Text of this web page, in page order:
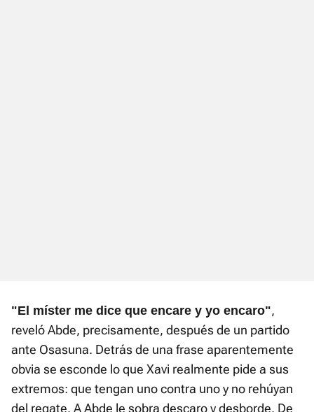
"El míster me dice que encare y yo encaro",
reveló Abde, precisamente, después de un partido
ante Osasuna. Detrás de una frase aparentemente
obvia se esconde lo que Xavi realmente pide a sus
extremos: que tengan uno contra uno y no rehúyan
del regate. A Abde le sobra descaro y desborde. De